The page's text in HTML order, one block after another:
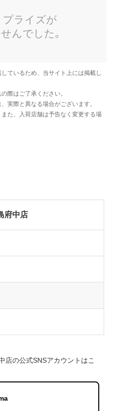
府中店
店の公式SNSアカウントはこ